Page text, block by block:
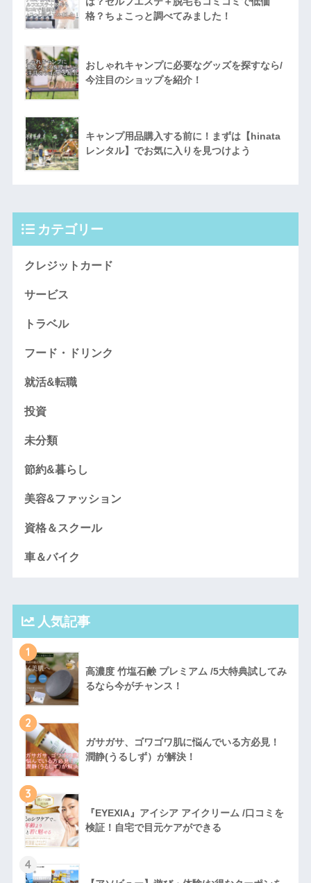
格？ちょこっと調べてみました！
おしゃれキャンプに必要なグッズを探すなら/
今注目のショップを紹介！
キャンプ用品購入する前に！まずは【hinata
レンタル】でお気に入りを見つけよう
カテゴリー
クレジットカード
サービス
トラベル
フード・ドリンク
就活&転職
投資
未分類
節約&暮らし
美容&ファッション
資格＆スクール
車＆バイク
人気記事
1
高濃度 竹塩石鹸 プレミアム /5大特典試してみ
るなら今がチャンス！
2
ガサガサ、ゴワゴワ肌に悩んでいる方必見！
潤静(うるしず）が解決！
3
『EYEXIA』アイシア アイクリーム /口コミを
検証！自宅で目元ケアができる
4